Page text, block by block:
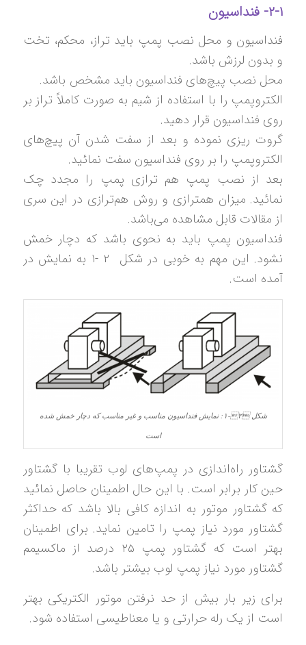
۲-۱- فنداسیون
فنداسیون و محل نصب پمپ باید تراز، محکم، تخت
و بدون لرزش باشد.
محل نصب پیچ‌های فنداسیون باید مشخص باشد.
الکتروپمپ را با استفاده از شیم به صورت کاملاً تراز بر
روی فنداسیون قرار دهید.
گروت ریزی نموده و بعد از سفت شدن آن پیچ‌های
الکتروپمپ را بر روی فنداسیون سفت نمائید.
بعد از نصب پمپ هم ترازی پمپ را مجدد چک
نمائید. میزان همترازی و روش هم‌ترازی در این سری
از مقالات قابل مشاهده می‌باشد.
فنداسیون پمپ باید به نحوی باشد که دچار خمش
نشود. این مهم به خوبی در شکل ‏۲ -۱ به نمایش در
آمده است.
شکل ‏۲‑۱: نمایش فنداسیون مناسب و غیر مناسب که دچار خمش شده
است
گشتاور راه‌اندازی در پمپ‌های لوب تقریبا با گشتاور
حین کار برابر است. با این حال اطمینان حاصل نمائید
که گشتاور موتور به اندازه کافی بالا باشد که حداکثر
گشتاور مورد نیاز پمپ را تامین نماید. برای اطمینان
بهتر است که گشتاور پمپ ۲۵ درصد از ماکسیمم
گشتاور مورد نیاز پمپ لوب بیشتر باشد.
برای زیر بار بیش از حد نرفتن موتور الکتریکی بهتر
است از یک رله حرارتی و یا معناطیسی استفاده شود.